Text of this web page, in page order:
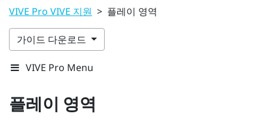
VIVE Pro VIVE 지원 > 플레이 영역
가이드 다운로드
VIVE Pro Menu
플레이 영역